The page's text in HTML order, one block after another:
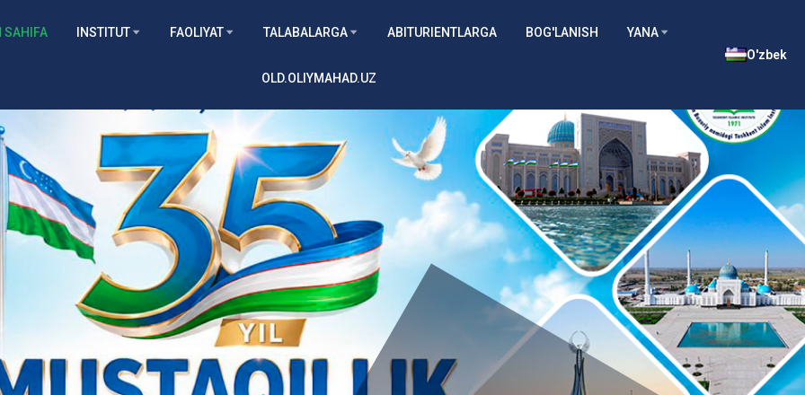
SAHIFA INSTITUT FAOLIYAT TALABALARGA ABITURIENTLARGA BOG'LANISH YANA
OLD.OLIYMAHAD.UZ
O'zbek